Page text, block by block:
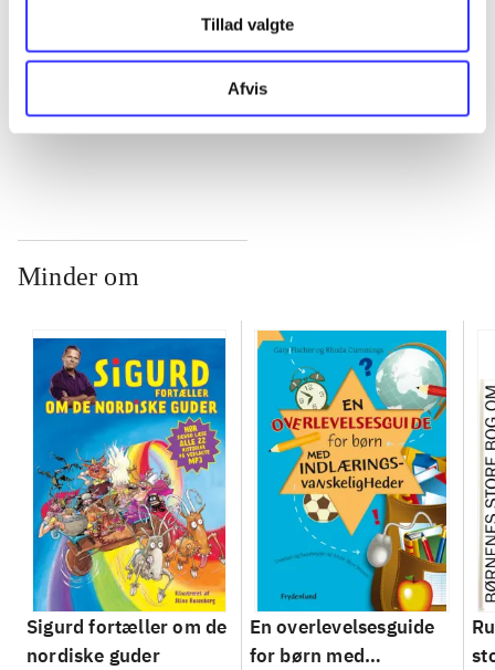
Tillad valgte
Afvis
...
Minder om
Sigurd fortæller om de
nordiske guder
En overlevelsesguide
for børn med